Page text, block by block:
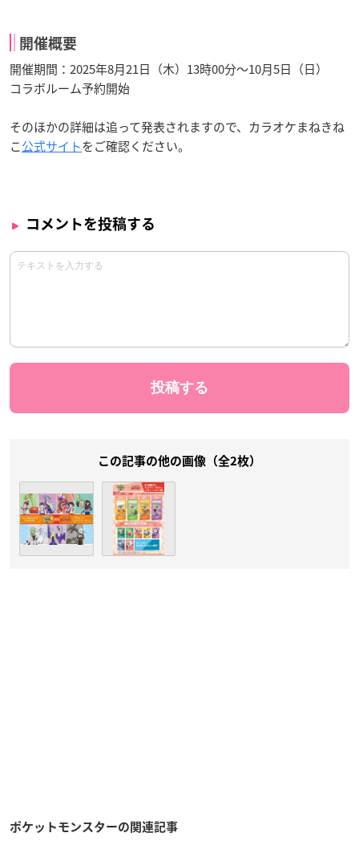
開催概要
開催期間：2025年8月21日（木）13時00分～10月5日（日）
コラボルーム予約開始
そのほかの詳細は追って発表されますので、カラオケまねきね
こ公式サイトをご確認ください。
コメントを投稿する
この記事の他の画像（全2枚）
ポケットモンスターの関連記事